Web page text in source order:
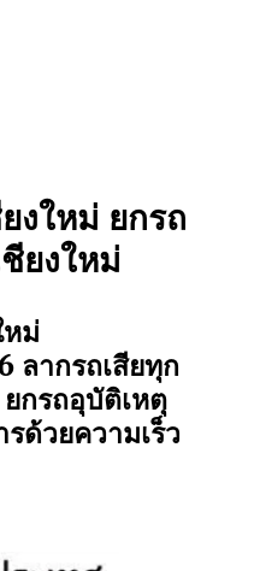
0802220366
งใหม่ ยกรถ
ยงใหม่
ม่
ากรถเสียทุก
กรถอุบัติเหตุ
ด้วยความเร็ว